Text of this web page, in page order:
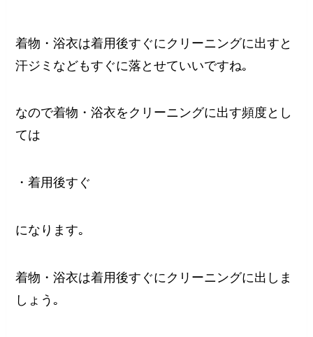
着物・浴衣は着用後すぐにクリーニングに出すと
汗ジミなどもすぐに落とせていいですね｡
なので着物・浴衣をクリーニングに出す頻度とし
ては
・着用後すぐ
になります｡
着物・浴衣は着用後すぐにクリーニングに出しま
しょう｡